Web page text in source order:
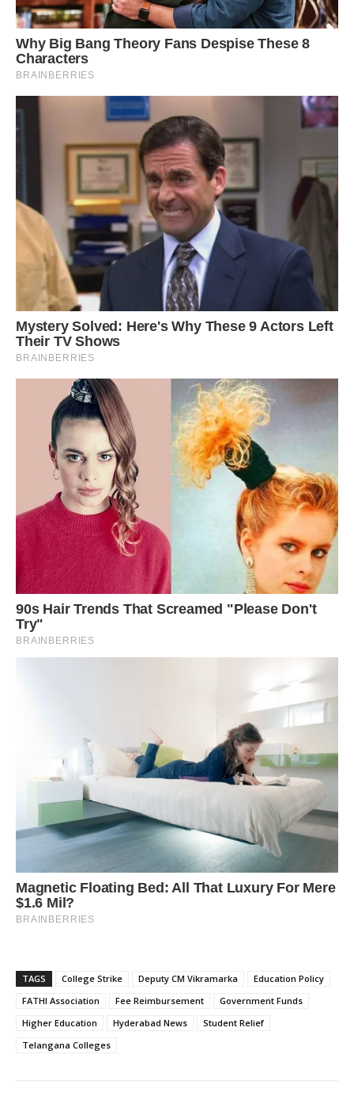
TAGS College Strike Deputy CM Vikramarka
Education Policy
FATHI Association
Fee Reimbursement
Government Funds
Higher Education
Hyderabad News
Student Relief
Telangana Colleges